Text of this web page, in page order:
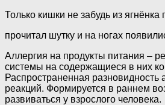
Только кишки не забудь из
прочитал шутку и на ногах
Аллергия на продукты питания –
системы на содержащиеся в них
Распространенная разновидность
реакций. Формируется в раннем
развиваться у взрослого человека.